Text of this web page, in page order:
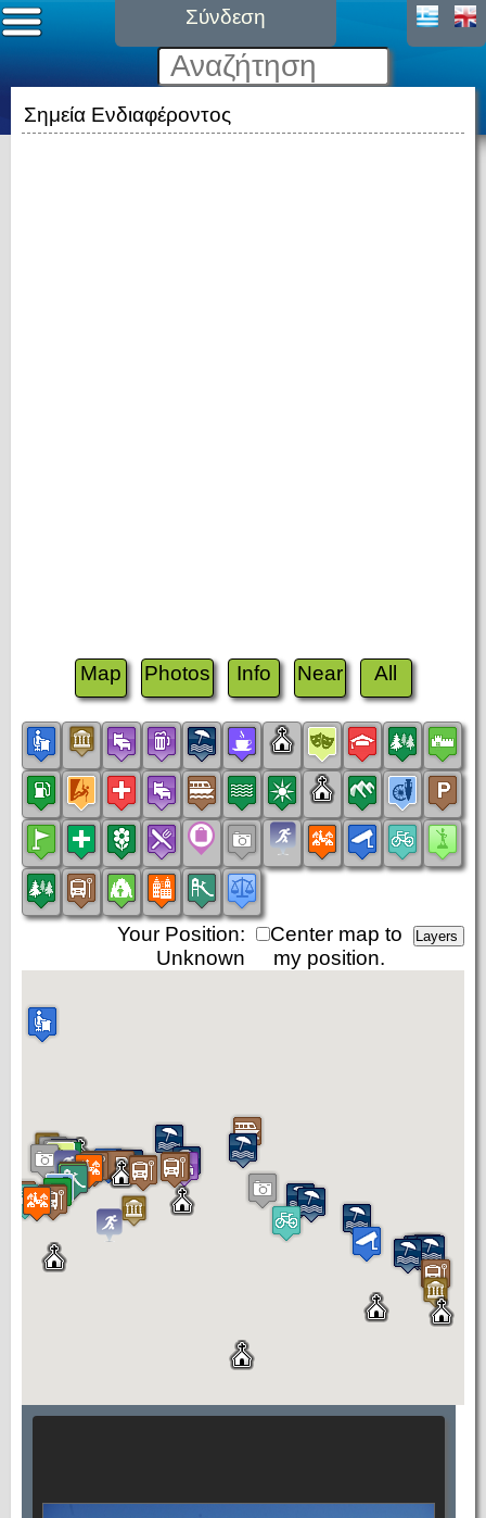
Σύνδεση
Σημεία Ενδιαφέροντος
Map Photos Info Near All
Center map to
my position.
Your Position:
Unknown